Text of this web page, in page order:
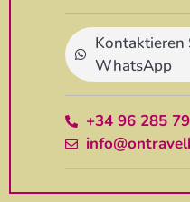
Kontaktieren
WhatsApp
+34 96 285